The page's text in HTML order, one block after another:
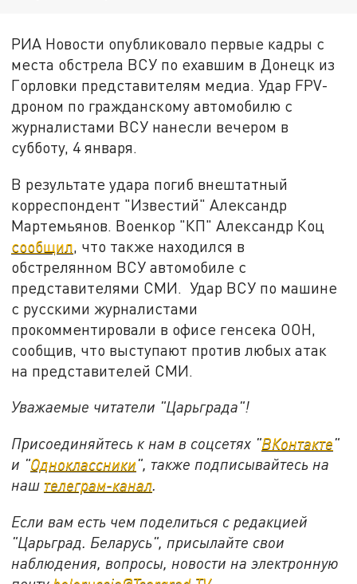
РИА Новости опубликовало первые кадры с
места обстрела ВСУ по ехавшим в Донецк из
Горловки представителям медиа. Удар FPV-
дроном по гражданскому автомобилю с
журналистами ВСУ нанесли вечером в
субботу, 4 января.
В результате удара погиб внештатный
корреспондент "Известий" Александр
Мартемьянов. Военкор "КП" Александр Коц
сообщил, что также находился в
обстрелянном ВСУ автомобиле с
представителями СМИ. Удар ВСУ по машине
с русскими журналистами
прокомментировали в офисе генсека ООН,
сообщив, что выступают против любых атак
на представителей СМИ.
Уважаемые читатели "Царьграда"!
Присоединяйтесь к нам в соцсетях "ВКонтакте"
и "Одноклассники", также подписывайтесь на
наш телеграм-канал.
Если вам есть чем поделиться с редакцией
"Царьград. Беларусь", присылайте свои
наблюдения, вопросы, новости на электронную